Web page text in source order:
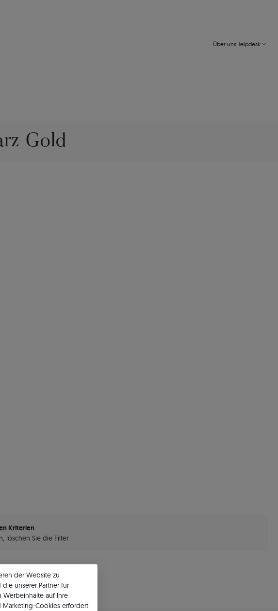
Über unsHelpdesk
Gold
Kriterien
löschen Sie die Filter
der Website zu
unserer Partner für
auf Ihre
Marketing-Cookies erfordert